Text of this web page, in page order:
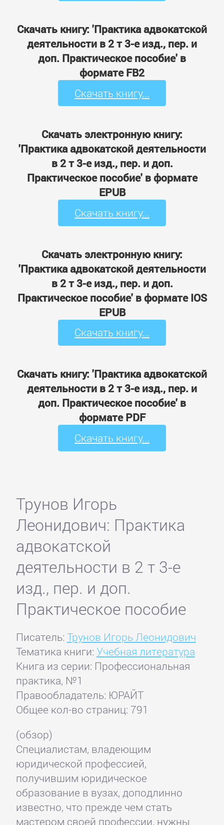
Скачать книгу: 'Практика адвокатской
деятельности в 2 т 3-е изд., пер. и
доп. Практическое пособие' в
формате FB2
Скачать книгу...
Скачать электронную книгу:
'Практика адвокатской деятельности
в 2 т 3-е изд., пер. и доп.
Практическое пособие' в формате
EPUB
Скачать книгу...
Скачать электронную книгу:
'Практика адвокатской деятельности
в 2 т 3-е изд., пер. и доп.
Практическое пособие' в формате IOS
EPUB
Скачать книгу...
Скачать книгу: 'Практика адвокатской
деятельности в 2 т 3-е изд., пер. и
доп. Практическое пособие' в
формате PDF
Скачать книгу...
Трунов Игорь
Леонидович: Практика
адвокатской
деятельности в 2 т 3-е
изд., пер. и доп.
Практическое пособие
Писатель: Трунов Игорь Леонидович
Тематика книги: Учебная литература
Книга из серии: Профессиональная
практика, №1
Правообладатель: ЮРАЙТ
Общее кол-во страниц: 791
(обзор)
Специалистам, владеющим
юридической профессией,
получившим юридическое
образование в вузах, доподлинно
известно, что прежде чем стать
мастером своей профессии, нужны